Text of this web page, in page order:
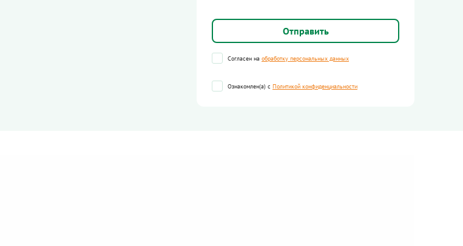
Согласен на обработку персональных данных
Ознакомлен(а) с Политикой конфиденциальности